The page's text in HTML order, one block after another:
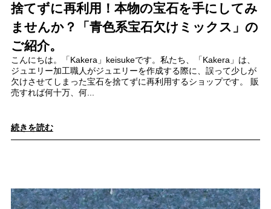
捨てずに再利用！本物の宝石を手にしてみ
ませんか？「青色系宝石欠けミックス」の
ご紹介。
こんにちは。「Kakera」keisukeです。私たち、「Kakera」は、
ジュエリー加工職人がジュエリーを作成する際に、誤って少しが
欠けさせてしまった宝石を捨てずに再利用するショップです。 販
売すれば何十万、何...
続きを読む